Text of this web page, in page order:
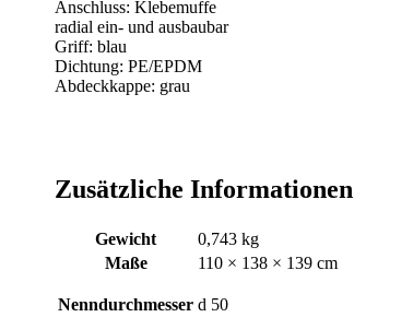
Anschluss: Klebemuffe
radial ein- und ausbaubar
Griff: blau
Dichtung: PE/EPDM
Abdeckkappe: grau
Zusätzliche Informationen
Gewicht
0,743 kg
Maße
110 × 138 × 139 cm
Nenndurchmesser d 50